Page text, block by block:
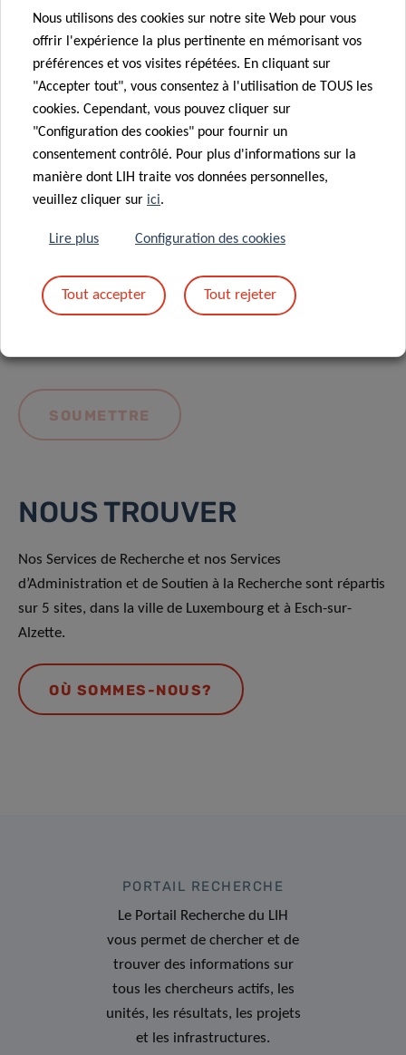
Message*
En envoyant votre message, vous acceptez
politique de confidentialité du LIH.
NOUS TROUVER
Nos Services de Recherche et nos Services
d’Administration et de Soutien à la Recherche sont répartis
sur 5 sites, dans la ville de Luxembourg et à Esch-sur-
Alzette.
OÙ SOMMES-NOUS?
PORTAIL RECHERCHE
Le Portail Recherche du LIH
vous permet de chercher et de
trouver des informations sur
tous les chercheurs actifs, les
unités, les résultats, les projets
et les infrastructures.
Nous utilisons des cookies sur notre site Web pour vous
offrir l'expérience la plus pertinente en mémorisant vos
préférences et vos visites répétées. En cliquant sur
"Accepter tout", vous consentez à l'utilisation de TOUS les
cookies. Cependant, vous pouvez cliquer sur
"Configuration des cookies" pour fournir un
consentement contrôlé. Pour plus d'informations sur la
manière dont LIH traite vos données personnelles,
veuillez cliquer sur ici.
Lire plus Configuration des cookies
Tout accepter Tout rejeter